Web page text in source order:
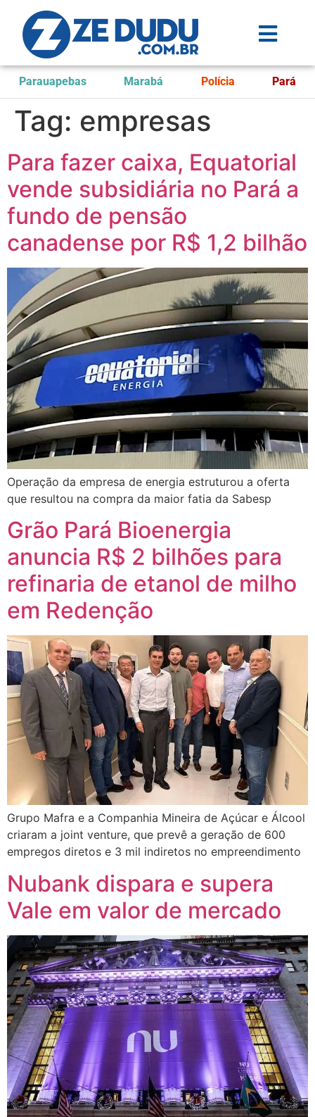
Parauapebas Marabá Polícia Pará
Tag: empresas
Para fazer caixa, Equatorial
vende subsidiária no Pará a
fundo de pensão
canadense por R$ 1,2 bilhão
Operação da empresa de energia estruturou a oferta
que resultou na compra da maior fatia da Sabesp
Grão Pará Bioenergia
anuncia R$ 2 bilhões para
refinaria de etanol de milho
em Redenção
Grupo Mafra e a Companhia Mineira de Açúcar e Álcool
criaram a joint venture, que prevê a geração de 600
empregos diretos e 3 mil indiretos no empreendimento
Nubank dispara e supera
Vale em valor de mercado